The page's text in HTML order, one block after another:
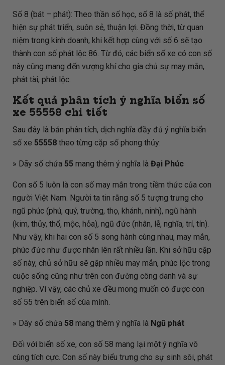
Số 8 (bát – phát): Theo thần số học, số 8 là số phát, thể
hiện sự phát triển, suôn sẻ, thuận lợi. Đồng thời, từ quan
niệm trong kinh doanh, khi kết hợp cùng với số 6 sẽ tạo
thành con số phát lộc 86. Từ đó, các biển số xe có con số
này cũng mang đến vượng khí cho gia chủ sự may mắn,
phát tài, phát lộc.
Kết quả phân tích ý nghĩa biển số
xe 55558 chi tiết
Sau đây là bản phân tích, dịch nghĩa đầy đủ ý nghĩa biển
số xe 55558theo từng cặp số phong thủy:
» Dãy số chứa 55 mang thêm ý nghĩa là Đại Phúc
Con số 5 luôn là con số may mắn trong tiềm thức của con
người Việt Nam. Người ta tin rằng số 5 tượng trưng cho
ngũ phúc (phú, quý, trường, thọ, khánh, ninh), ngũ hành
(kim, thủy, thổ, mộc, hỏa), ngũ đức (nhân, lễ, nghĩa, trí, tín).
Như vậy, khi hai con số 5 song hành cùng nhau, may mắn,
phúc đức như được nhân lên rất nhiều lần. Khi sở hữu cặp
số này, chủ sở hữu sẽ gặp nhiều may mắn, phúc lộc trong
cuộc sống cũng như trên con đường công danh và sự
nghiệp. Vì vậy, các chủ xe đều mong muốn có được con
số 55 trên biển số cùa mình.
» Dãy số chứa 58mang thêm ý nghĩa là Ngũ phát
Đối với biển số xe, con số 58 mang lại một ý nghĩa vô
cùng tích cực. Con số này biểu trưng cho sự sinh sôi, phát